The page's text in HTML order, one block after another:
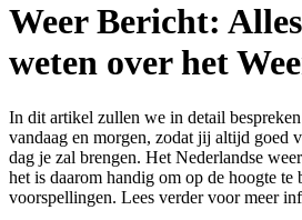
Weer Bericht:
weten over het
In dit artikel zullen we in detail
vandaag en morgen, zodat jij altijd goed
dag je zal brengen. Het Nederlandse
het is daarom handig om op de hoogte te
voorspellingen. Lees verder voor meer